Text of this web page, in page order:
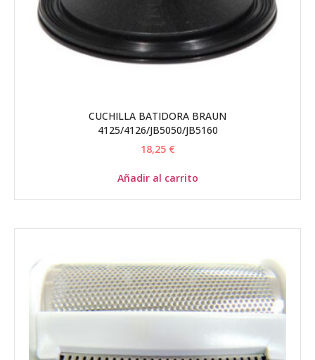
CUCHILLA BATIDORA BRAUN
4125/4126/JB5050/JB5160
18,25 €
Añadir al carrito